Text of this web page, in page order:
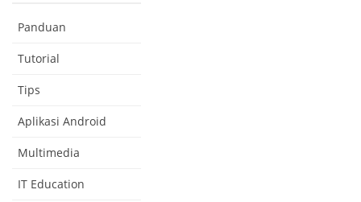
Panduan
Tutorial
Tips
Aplikasi Android
Multimedia
IT Education